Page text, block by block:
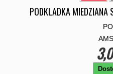
PODKLADKA